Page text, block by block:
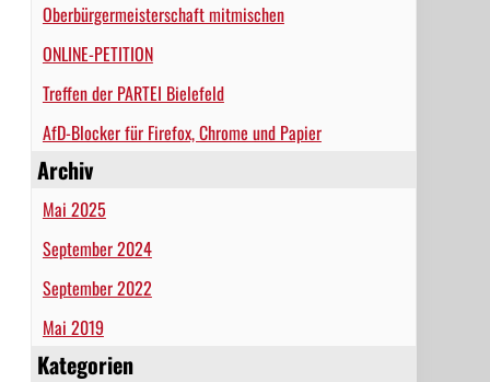
Oberbürgermeisterschaft mitmischen
ONLINE-PETITION
Treffen der PARTEI Bielefeld
AfD-Blocker für Firefox, Chrome und Papier
Archiv
Mai 2025
September 2024
September 2022
Mai 2019
Kategorien